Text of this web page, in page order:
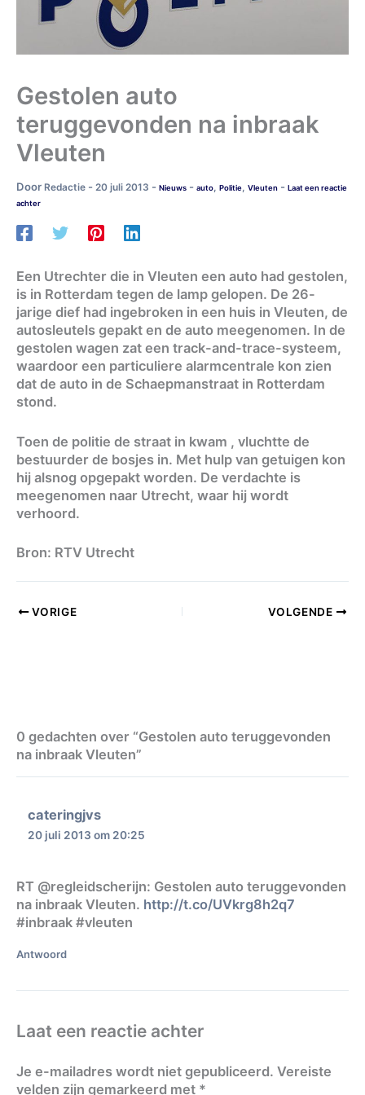
Gestolen auto
teruggevonden na inbraak
Vleuten
Door Redactie - 20 juli 2013 - Nieuws - auto, Politie, Vleuten - Laat een reactie
achter
Een Utrechter die in Vleuten een auto had gestolen,
is in Rotterdam tegen de lamp gelopen. De 26-
jarige dief had ingebroken in een huis in Vleuten, de
autosleutels gepakt en de auto meegenomen. In de
gestolen wagen zat een track-and-trace-systeem,
waardoor een particuliere alarmcentrale kon zien
dat de auto in de Schaepmanstraat in Rotterdam
stond.
Toen de politie de straat in kwam , vluchtte de
bestuurder de bosjes in. Met hulp van getuigen kon
hij alsnog opgepakt worden. De verdachte is
meegenomen naar Utrecht, waar hij wordt
verhoord.
Bron: RTV Utrecht
VORIGE VOLGENDE
0 gedachten over “Gestolen auto teruggevonden
na inbraak Vleuten”
cateringjvs
20 juli 2013 om 20:25
RT @regleidscherijn: Gestolen auto teruggevonden
na inbraak Vleuten. http://t.co/UVkrg8h2q7
#inbraak #vleuten
Antwoord
Laat een reactie achter
Je e-mailadres wordt niet gepubliceerd. Vereiste
velden zijn gemarkeerd met *